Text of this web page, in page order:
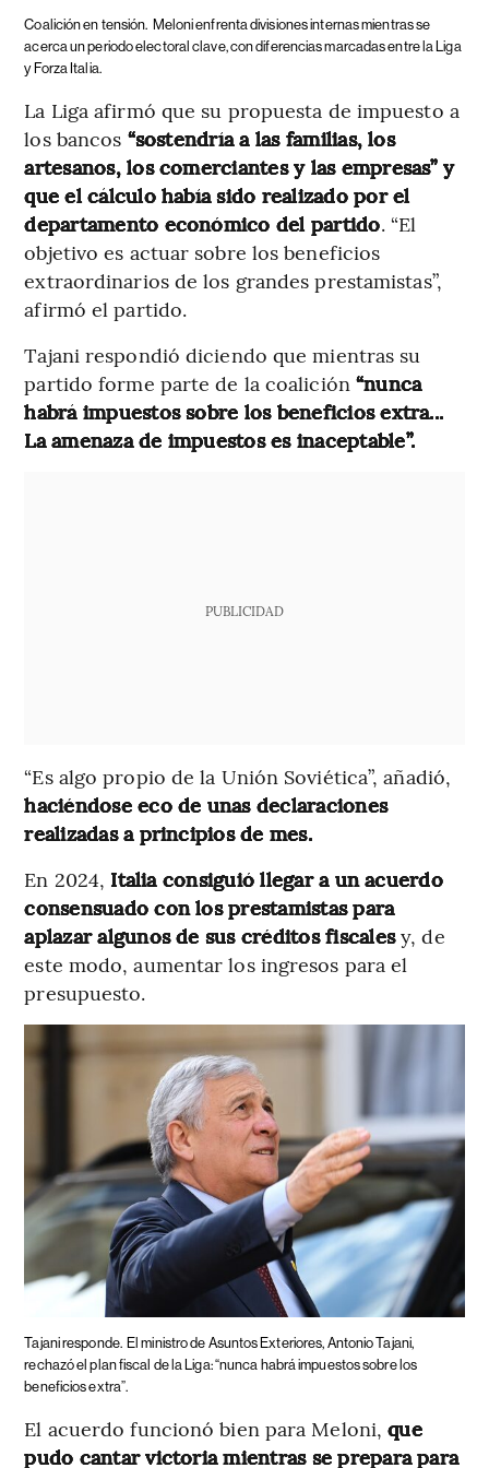
Coalición en tensión. Meloni enfrenta divisiones internas mientras se
acerca un periodo electoral clave, con diferencias marcadas entre la Liga
y Forza Italia.
La Liga afirmó que su propuesta de impuesto a
los bancos “sostendría a las familias, los
artesanos, los comerciantes y las empresas” y
que el cálculo había sido realizado por el
departamento económico del partido. “El
objetivo es actuar sobre los beneficios
extraordinarios de los grandes prestamistas”,
afirmó el partido.
Tajani respondió diciendo que mientras su
partido forme parte de la coalición “nunca
habrá impuestos sobre los beneficios extra...
La amenaza de impuestos es inaceptable”.
PUBLICIDAD
“Es algo propio de la Unión Soviética”, añadió,
haciéndose eco de unas declaraciones
realizadas a principios de mes.
En 2024, Italia consiguió llegar a un acuerdo
consensuado con los prestamistas para
aplazar algunos de sus créditos fiscalesy, de
este modo, aumentar los ingresos para el
presupuesto.
Tajani responde. El ministro de Asuntos Exteriores, Antonio Tajani,
rechazó el plan fiscal de la Liga: “nunca habrá impuestos sobre los
beneficios extra”.
El acuerdo funcionó bien para Meloni,que
pudo cantar victoria mientras se prepara para